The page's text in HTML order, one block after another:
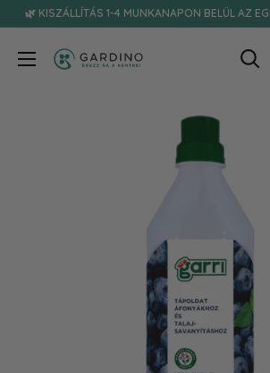
Tovább🌿 KISZÁLLÍTÁS 1-4 MUNKANAPON BELÜL AZ
Gardino